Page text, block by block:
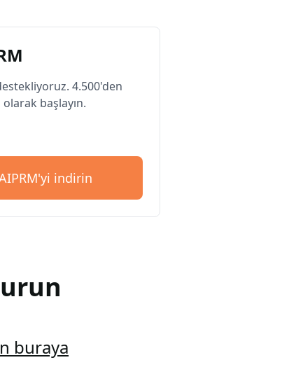
4.500'den
başlayın.
indirin
buraya